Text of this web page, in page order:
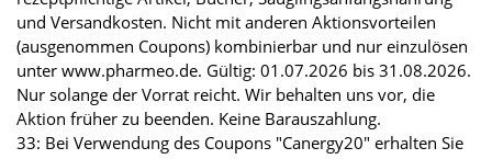
und Versandkosten. Nicht mit anderen Aktionsvorteilen
(ausgenommen Coupons) kombinierbar und nur einzulösen
unter www.pharmeo.de. Gültig: 01.07.2026 bis 31.08.2026.
Nur solange der Vorrat reicht. Wir behalten uns vor, die
Aktion früher zu beenden. Keine Barauszahlung.
33: Bei Verwendung des Coupons "Canergy20" erhalten Sie